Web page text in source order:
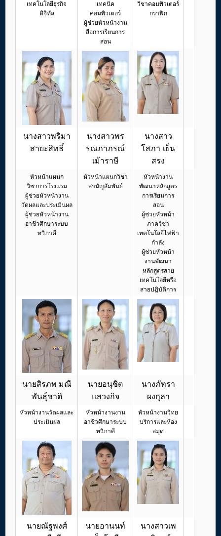
เทคโนโลยีธุรกิจ
ดิจิทัล
เทคนิค
คอมพิวเตอร์
ผู้ช่วยหัวหน้างาน
สื่อการเรียนการ
สอน
วิชาคอมพิวเตอร์
กราฟิก
นางสาวพริมา
สายะสิทธิ์
นางสาวพร
รณภาภรณ์
เม้าราษี
นางสาว
โสภา เย็น
สรง
หัวหน้าแผนก
วิชาการโรงแรม
ผู้ช่วยหัวหน้างาน
วัดผลและประเมินผล
ผู้ช่วยหัวหน้างาน
อาชีวศึกษาระบบ
ทวิภาคี
หัวหน้าแผนกวิชา
สามัญสัมพันธ์
หัวหน้างาน
พัฒนาหลักสูตร
การเรียนการ
สอน
ผู้ช่วยหัวหน้า
ภาควิชา
เทคโนโลยีไฟฟ้า
กำลัง
ผู้ช่วยหัวหน้า
งานพัฒนา
หลักสูตรสาย
เทคโนโลยีหรือ
สายปฏิบัติการ
นายสิรภพ มณี
พันธุ์ชาติ
นายอนุชิต
แสวงกิจ
นางภัทรา
ผงกุลา
หัวหน้างานวัดผลและ
ประเมินผล
หัวหน้างานงาน
อาชีวศึกษาระบบ
ทวิภาคี
หัวหน้างานวิทย
บริการและห้อง
สมุด
นายณัฐพงศ์
นายอานนท์
นางสาวเพ